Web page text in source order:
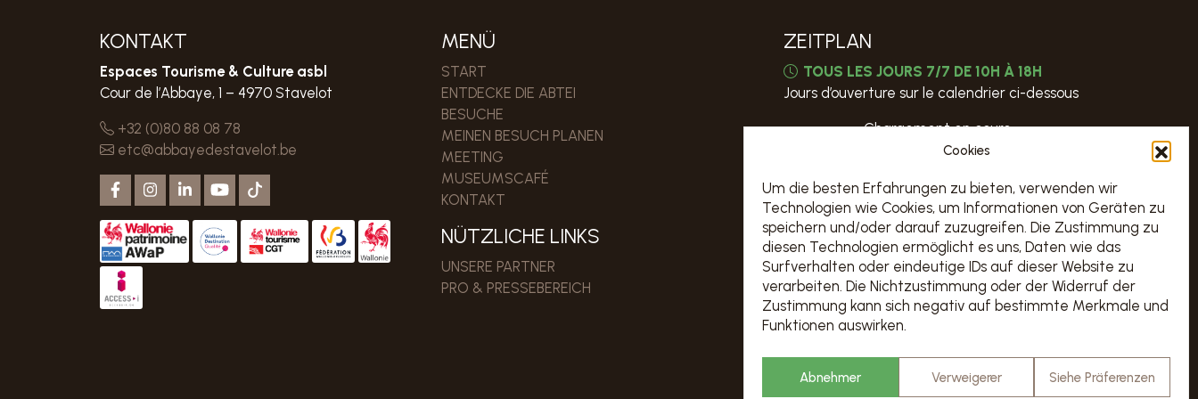
Cookies
Um die besten Erfahrungen zu bieten, verwenden wir
Technologien wie Cookies, um Informationen von Geräten zu
speichern und/oder darauf zuzugreifen. Die Zustimmung zu
diesen Technologien ermöglicht es uns, Daten wie das
Surfverhalten oder eindeutige IDs auf dieser Website zu
verarbeiten. Die Nichtzustimmung oder der Widerruf der
Zustimmung kann sich negativ auf bestimmte Merkmale und
Funktionen auswirken.
Abnehmer Verweigerer Siehe Präferenzen
KONTAKT
Espaces Tourisme & Culture asbl
Cour de l’Abbaye, 1 – 4970 Stavelot
+32 (0)80 88 08 78
etc@abbayedestavelot.be
MENÜ
START
ENTDECKE DIE ABTEI
BESUCHE
MEINEN BESUCH PLANEN
MEETING
MUSEUMSCAFÉ
KONTAKT
NÜTZLICHE LINKS
UNSERE PARTNER
PRO & PRESSEBEREICH
ZEITPLAN
TOUS LES JOURS 7/7 DE 10H À 18H
Jours d’ouverture sur le calendrier ci-dessous
Chargement en cours…
BESUCHE
© Abbaye de Stavelot - website scalp.agency